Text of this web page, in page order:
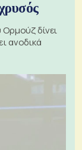
δίνει
ανοδικά